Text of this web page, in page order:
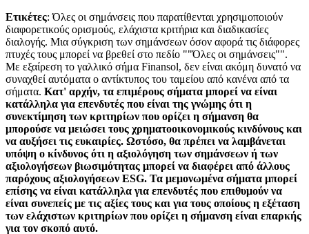
Ετικέτες: Όλες οι σημάνσεις που παρατίθενται χρησιμοποιούν
διαφορετικούς ορισμούς, ελάχιστα κριτήρια και διαδικασίες
διαλογής. Μια σύγκριση των σημάνσεων όσον αφορά τις διάφορες
πτυχές τους μπορεί να βρεθεί στο πεδίο ""Όλες οι σημάνσεις"".
Με εξαίρεση το γαλλικό σήμα Finansol, δεν είναι ακόμη δυνατό να
συναχθεί αυτόματα ο αντίκτυπος του ταμείου από κανένα από τα
σήματα. Κατ' αρχήν, τα επιμέρους σήματα μπορεί να είναι
κατάλληλα για επενδυτές που είναι της γνώμης ότι η
συνεκτίμηση των κριτηρίων που ορίζει η σήμανση θα
μπορούσε να μειώσει τους χρηματοοικονομικούς κινδύνους και
να αυξήσει τις ευκαιρίες. Ωστόσο, θα πρέπει να λαμβάνεται
υπόψη ο κίνδυνος ότι η αξιολόγηση των σημάνσεων ή των
αξιολογήσεων βιωσιμότητας μπορεί να διαφέρει από άλλους
παρόχους αξιολογήσεων ESG. Τα μεμονωμένα σήματα μπορεί
επίσης να είναι κατάλληλα για επενδυτές που επιθυμούν να
είναι συνεπείς με τις αξίες τους και για τους οποίους η εξέταση
των ελάχιστων κριτηρίων που ορίζει η σήμανση είναι επαρκής
για τον σκοπό αυτό.